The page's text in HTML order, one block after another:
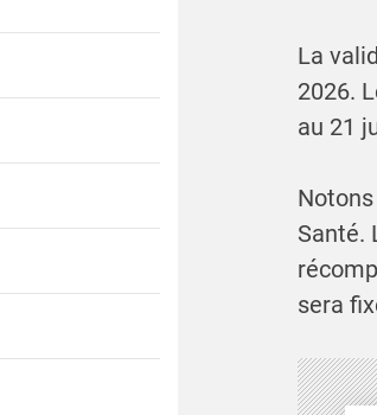
La
2026.
au 21
Santé.
sera